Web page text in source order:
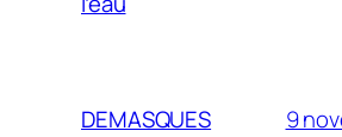
DEMASQUES 9